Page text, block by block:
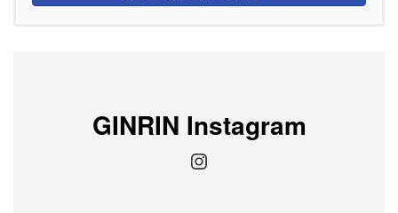
GINRIN Instagram
Instagram